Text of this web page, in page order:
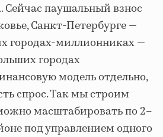
Сейчас паушальный взнос
Санкт-Петербурге —
городах-миллионниках —
городах
модель отдельно,
спрос. Так мы строим
масштабировать по 2–
под управлением одного